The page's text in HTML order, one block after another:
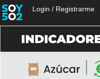
Login / Registrarme